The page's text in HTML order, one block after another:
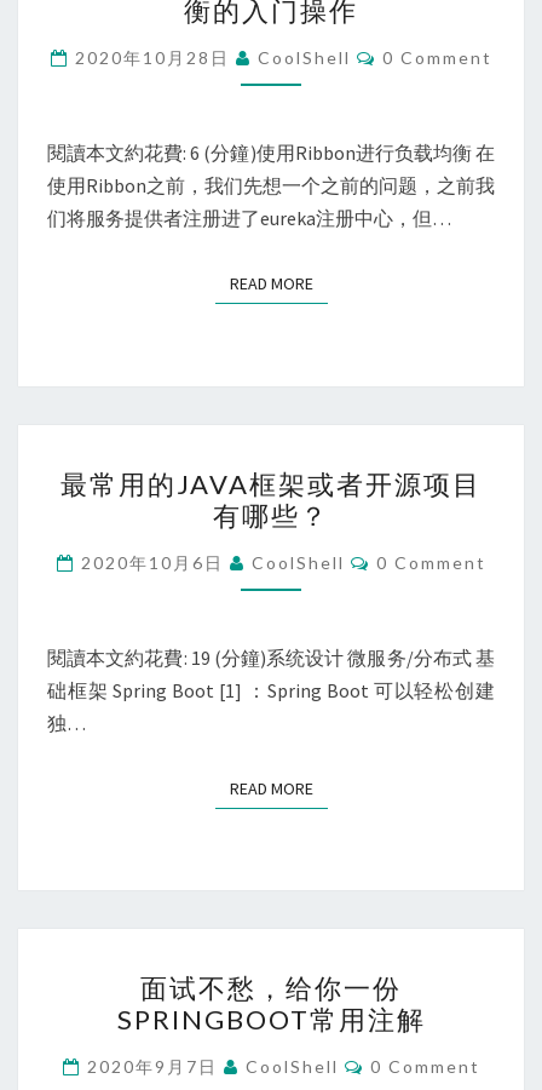
的？
RIBBON
负
载
衡
的
入
操
衡的入门操作
2020年10月28日 CoolShell Comments
0 Comment
閱讀本文約花費: 6 (分鐘)使用Ribbon进行负载均衡 在
使用Ribbon之前，我们先想一个之前的问题，之前我
们将服务提供者注册进了eureka注册中心，但…
READ MOREREAD MORE
常
用
的
JAVA
架
或
源
最常用的JAVA框架或者开源项目
有哪些？
2020年10月6日 CoolShell Comments
0 Comment
閱讀本文約花費: 19 (分鐘)系统设计 微服务/分布式 基
础框架 Spring Boot [1] ：Spring Boot 可以轻松创建
独…
READ MOREREAD MORE
试
不
愁，
面试不愁，给你一份
SPRINGBOOT常用注解
2020年9月7日 CoolShell Comments
0 Comment